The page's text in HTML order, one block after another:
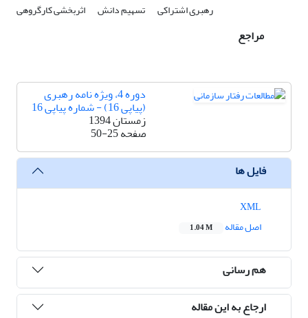
رهبری اشتراکی تسهیم دانش اثربخشی کارگروهی
مراجع
دوره 4، ویژه نامه رهبری
(پیاپی 16) - شماره پیاپی 16
زمستان 1394
صفحه50-25
فایل ها
اصل مقاله
1.04 M
هم رسانی
ارجاع به این مقاله